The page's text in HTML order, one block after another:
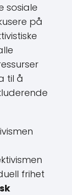
sosiale
på
til å
frihet